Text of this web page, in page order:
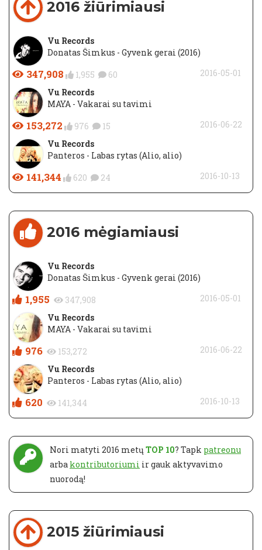
2016 žiūrimiausi
Vu Records
Donatas Šimkus - Gyvenk gerai (2016)
347,908 1,955 60
2016-05-01
Vu Records
MAYA - Vakarai su tavimi
153,272 976 15
2016-06-22
Vu Records
Panteros - Labas rytas (Alio, alio)
141,344 620 24 2016-10-13
2016 mėgiamiausi
Vu Records
Donatas Šimkus - Gyvenk gerai (2016)
1,955 347,908
2016-05-01
Vu Records
MAYA - Vakarai su tavimi
976 153,272
2016-06-22
Vu Records
Panteros - Labas rytas (Alio, alio)
620 141,344 2016-10-13
Nori matyti 2016 metų TOP 10? Tapk patreonu
arba kontributoriumi ir gauk aktyvavimo
nuorodą!
2015 žiūrimiausi